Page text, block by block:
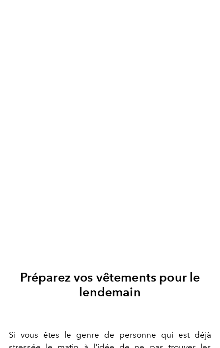
Préparez vos vêtements pour le
lendemain
Si vous êtes le genre de personne qui est déjà